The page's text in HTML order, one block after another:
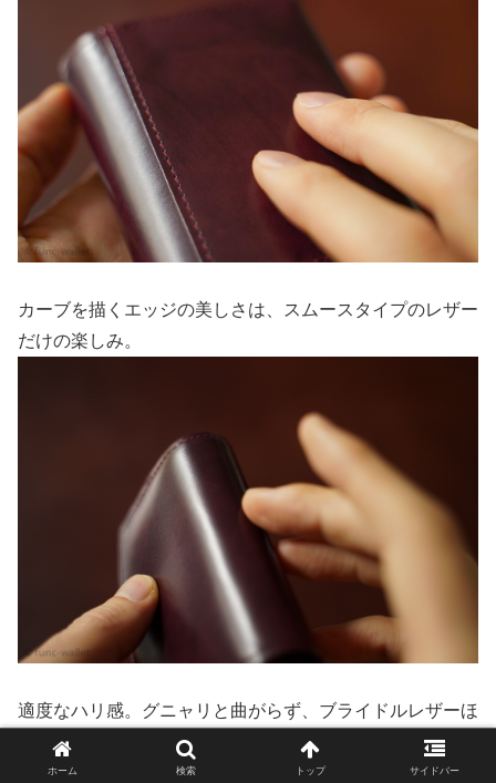
カーブを描くエッジの美しさは、スムースタイプのレザー
だけの楽しみ。
適度なハリ感。グニャリと曲がらず、ブライドルレザーほ
どカチッとしていない。
ホーム 検索 トップ サイドバー